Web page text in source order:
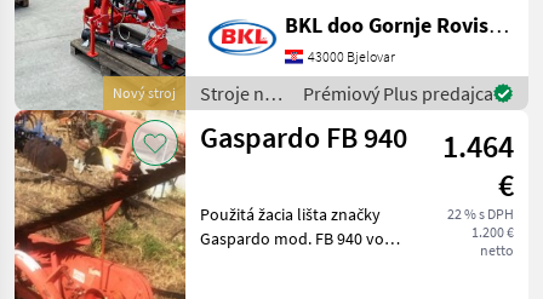
Nový stroj
Schwingungsdämpfendes
System • Mahbalkenschutz •
Zusatzmesser • Innere
Schuhfeder • Gelenkwel
BKL doo Gornje Rovisce Kroatien
43000 Bjelovar
Stroje na
zber
objemových
Prémiový Plus predajca
Gaspardo FB 940
1.464
€
22 % s DPH
1.200 €
netto
Použitá žacia lišta značky
Gaspardo mod. FB 940 vo